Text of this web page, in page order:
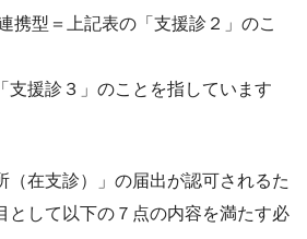
携型＝上記表の「支援診２」のこ
支援診３」のことを指しています
（在支診）」の届出が認可されるた
として以下の７点の内容を満たす必